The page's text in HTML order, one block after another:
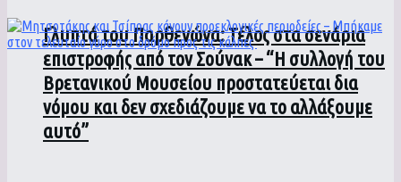
Γλυπτά του Παρθενώνα: Τέλος στα σενάρια
επιστροφής από τον Σούνακ – “Η συλλογή του
Βρετανικού Μουσείου προστατεύεται δια
νόμου και δεν σχεδιάζουμε να το αλλάξουμε
αυτό”